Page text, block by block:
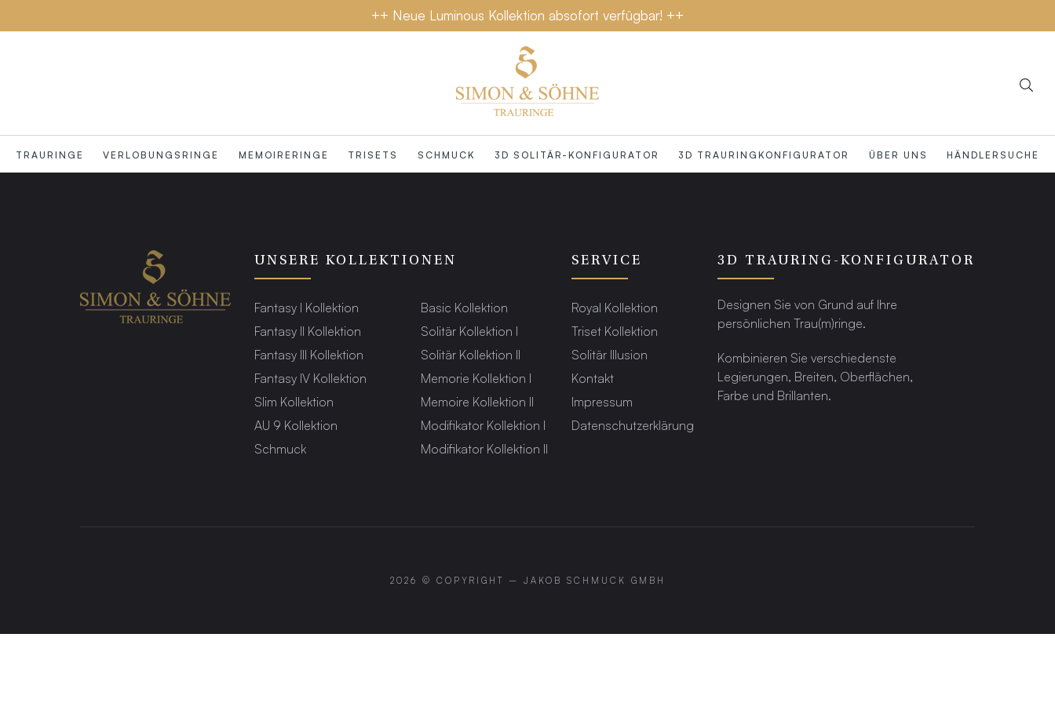
++ Neue Luminous Kollektion absofort verfügbar! ++
TRAURINGE VERLOBUNGSRINGE MEMOIRERINGE TRISETS SCHMUCK 3D SOLITÄR-KONFIGURATOR 3D TRAURINGKONFIGURATOR ÜBER UNS HÄNDLERSUCHE
UNSERE KOLLEKTIONEN
Fantasy I Kollektion
Fantasy II Kollektion
Fantasy III Kollektion
Fantasy IV Kollektion
Slim Kollektion
AU 9 Kollektion
Schmuck
Basic Kollektion
Solitär Kollektion I
Solitär Kollektion II
Memorie Kollektion I
Memoire Kollektion II
Modifikator Kollektion I
Modifikator Kollektion II
SERVICE
Royal Kollektion
Triset Kollektion
Solitär Illusion
Kontakt
Impressum
Datenschutzerklärung
3D TRAURING-KONFIGURATOR
Designen Sie von Grund auf Ihre
persönlichen Trau(m)ringe.
Kombinieren Sie verschiedenste
Legierungen, Breiten, Oberflächen,
Farbe und Brillanten.
2026 © COPYRIGHT – JAKOB SCHMUCK GMBH